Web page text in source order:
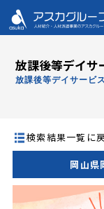
放課後等デイサ
放課後等デイサービス
検索結果一覧に
岡山県